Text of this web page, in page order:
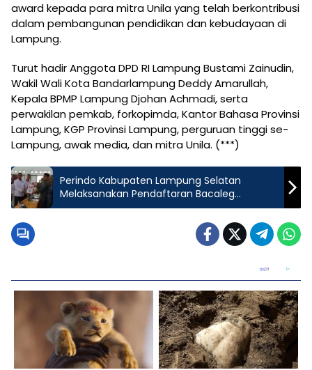
award kepada para mitra Unila yang telah berkontribusi
dalam pembangunan pendidikan dan kebudayaan di
Lampung.
Turut hadir Anggota DPD RI Lampung Bustami Zainudin,
Wakil Wali Kota Bandarlampung Deddy Amarullah,
Kepala BPMP Lampung Djohan Achmadi, serta
perwakilan pemkab, forkopimda, Kantor Bahasa Provinsi
Lampung, KGP Provinsi Lampung, perguruan tinggi se-
Lampung, awak media, dan mitra Unila. (***)
Perindo Kabupaten Lampung Selatan
Melaksanakan Pendaftaran Bacaleg
Memenuhi kuota 100%